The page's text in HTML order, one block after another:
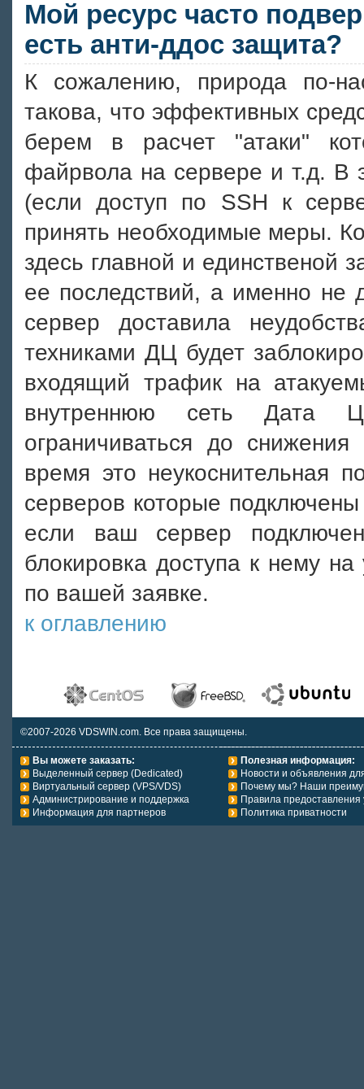
Мой ресурс часто
есть анти-ддос защита?
К сожалению, природа по-
такова, что эффективных
берем в расчет "атаки"
файрвола на сервере и т.д. В
(если доступ по SSH к
принять необходимые меры.
здесь главной и единственой
ее последствий, а именно не
сервер доставила
техниками ДЦ будет
входящий трафик на
внутреннюю сеть Дата
ограничиваться до
время это неукоснительная
серверов которые
если ваш сервер
блокировка доступа к нему
по вашей заявке.
к оглавлению
©2007-2026 VDSWIN.com. Все права защищены.
Вы можете заказать:
Выделенный сервер (Dedicated)
Виртуальный сервер (VPS/VDS)
Администрирование и поддержка
Информация для партнеров
Полезная информация:
Новости и объявления
Почему мы? Наши
Правила предоставления
Политика приватности